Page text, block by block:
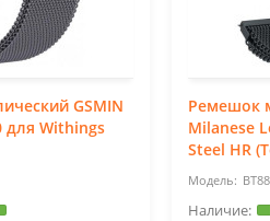
GSMIN
для Withings
Ремешок
Milanese
Steel HR